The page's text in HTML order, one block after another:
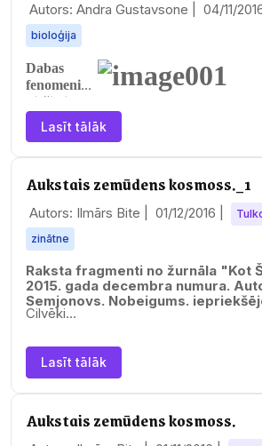
Autors: Andra Gustavsone | 04/11/
bioloģija
Dabas
fenomeni
bieži vien
mēdz izsist
cilvēkus no
viņiem tik
ikdienas
liek
cilvēkiem
apbrīnot kaut ko neikdienišķu un
Lasīt tālāk
Aukstais zemūdens kosmoss._1
Autors: Ilmārs Bite | 01/12/2016
zinātne
Raksta fragmenti no žurnāla "Kot
2015. gada decembra numura.
Semjonovs. Nobeigums.
Cilvēki…
Lasīt tālāk
Aukstais zemūdens kosmoss.